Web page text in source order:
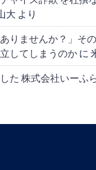
大 より
りませんか？」そ
してしまうのかに
た 株式会社いーふ